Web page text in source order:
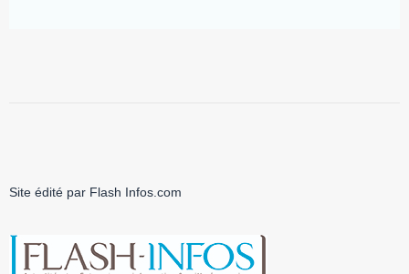
Site édité par Flash Infos.com